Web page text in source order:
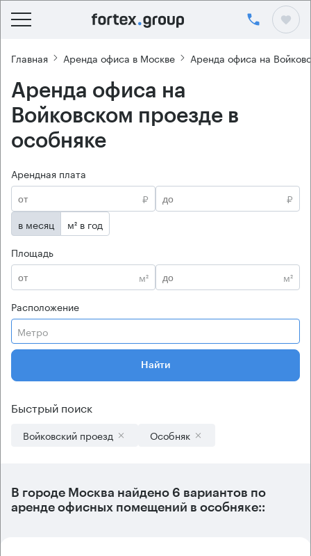
Главная Аренда офиса в Москве Аренда офиса на
Аренда офиса на
Войковском проезде в
особняке
Арендная плата
₽
₽
в месяц
м² в год
Площадь
м²
м²
Расположение
Метро
Найти
Быстрый поиск
Войковский проезд Особняк
В городе Москва найдено 6 вариантов по
аренде офисных помещений в особняке::